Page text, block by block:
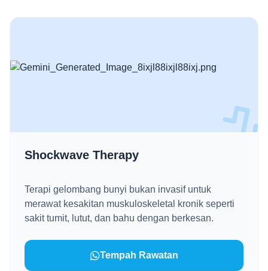
Shockwave Therapy
Terapi gelombang bunyi bukan invasif untuk
merawat kesakitan muskuloskeletal kronik seperti
sakit tumit, lutut, dan bahu dengan berkesan.
Tempah Rawatan